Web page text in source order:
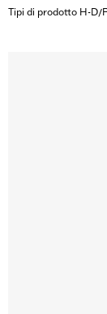
Tipi di prodotto H-D/